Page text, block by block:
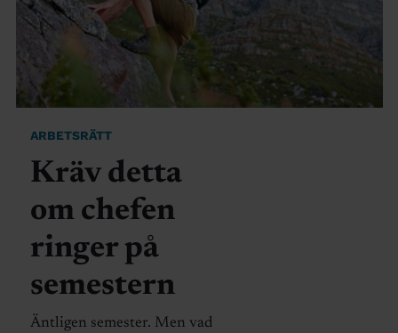
ARBETSRÄTT
Kräv detta
om chefen
ringer på
semestern
Äntligen semester. Men vad